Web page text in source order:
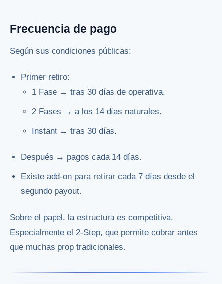
Frecuencia de pago
Según sus condiciones públicas:
Primer retiro:
1 Fase → tras 30 días de operativa.
2 Fases → a los 14 días naturales.
Instant → tras 30 días.
Después → pagos cada 14 días.
Existe add-on para retirar cada 7 días desde el
segundo payout.
Sobre el papel, la estructura es competitiva.
Especialmente el 2-Step, que permite cobrar antes
que muchas prop tradicionales.